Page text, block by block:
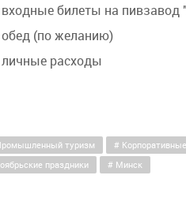
входные билеты на пивзавод
обед (по желанию)
личные расходы
туризм
праздники
Минск